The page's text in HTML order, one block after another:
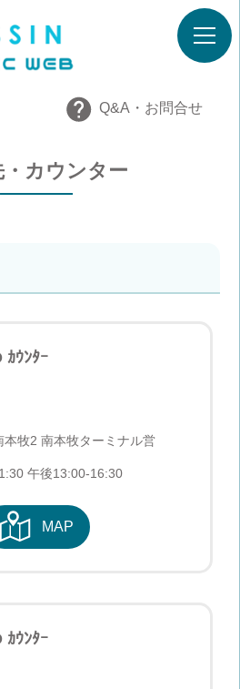
Q&A・お問合せ
・カウンター
D/O ｶｳﾝﾀｰ
牧2 南本牧ターミナル営
午後13:00-16:30
MAP
ｶｳﾝﾀｰ